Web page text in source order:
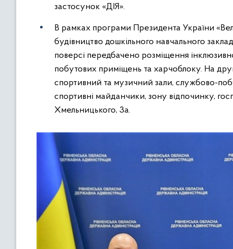
застосунок «ДІЯ».
В рамках програми Президента України
будівництво дошкільного навчального
поверсі передбачено розміщення
побутових приміщень та харчоблоку. На
спортивний та музичний зали, службово-
спортивні майданчики, зону відпочинку,
Хмельницького, 3а.